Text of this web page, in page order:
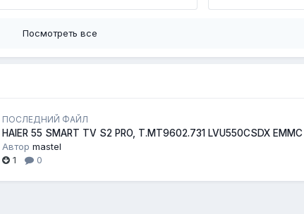
Посмотреть все
ПОСЛЕДНИЙ ФАЙЛ
HAIER 55 SMART TV S2 PRO, T.MT9602.731 LVU550CSDX EMMC
Авторmastel
1
0